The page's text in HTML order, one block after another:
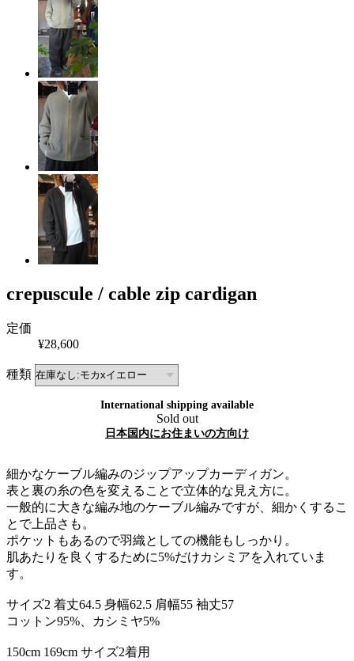
crepuscule / cable zip cardigan
定価
¥28,600
種類
International shipping available
Sold out
日本国内にお住まいの方向け
細かなケーブル編みのジップアップカーディガン。
表と裏の糸の色を変えることで立体的な見え方に。
一般的に大きな編み地のケーブル編みですが、細かくするこ
とで上品さも。
ポケットもあるので羽織としての機能もしっかり。
肌あたりを良くするために5%だけカシミアを入れていま
す。
サイズ2 着丈64.5 身幅62.5 肩幅55 袖丈57
コットン95%、カシミヤ5%
150cm 169cm サイズ2着用